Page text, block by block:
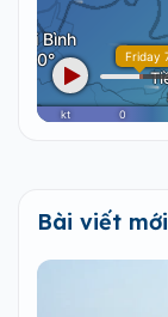
Bài viết mới